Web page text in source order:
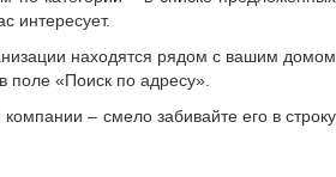
интересует.
находятся рядом с вашим домом
поле «Поиск по адресу».
компании – смело забивайте его в строку